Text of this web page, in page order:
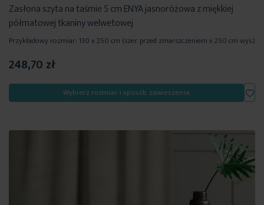
Zasłona szyta na taśmie 5 cm ENYA jasnoróżowa z miękkiej
półmatowej tkaniny welwetowej
Przykładowy rozmiar: 130 x 250 cm (szer. przed zmarszczeniem x 250 cm wys.)
248,70 zł
Wybierz rozmiar i sposób zawieszenia